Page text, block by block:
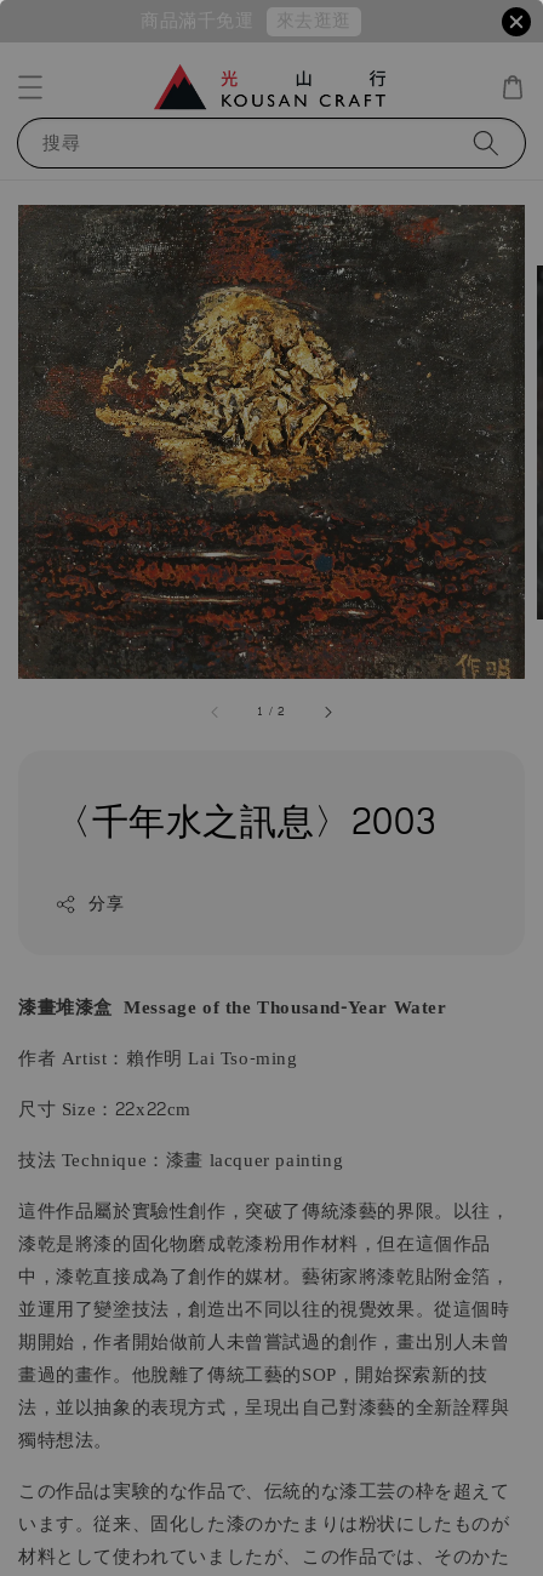
商品滿千免運 來去逛逛
搜尋
1 /2
〈千年水之訊息〉2003
分享
漆畫堆漆盒 Message of the Thousand-Year Water
作者 Artist：賴作明 Lai Tso-ming
尺寸 Size：22x22cm
技法 Technique：漆畫 lacquer painting
這件作品屬於實驗性創作，突破了傳統漆藝的界限。以往，
漆乾是將漆的固化物磨成乾漆粉用作材料，但在這個作品
中，漆乾直接成為了創作的媒材。藝術家將漆乾貼附金箔，
並運用了變塗技法，創造出不同以往的視覺效果。從這個時
期開始，作者開始做前人未曾嘗試過的創作，畫出別人未曾
畫過的畫作。他脫離了傳統工藝的SOP，開始探索新的技
法，並以抽象的表現方式，呈現出自己對漆藝的全新詮釋與
獨特想法。
この作品は実験的な作品で、伝統的な漆工芸の枠を超えて
います。従来、固化した漆のかたまりは粉状にしたものが
材料として使われていましたが、この作品では、そのかた